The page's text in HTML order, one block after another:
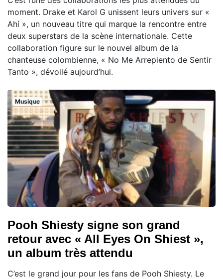
moment. Drake et Karol G unissent leurs univers sur «
Ahí », un nouveau titre qui marque la rencontre entre
deux superstars de la scène internationale. Cette
collaboration figure sur le nouvel album de la
chanteuse colombienne, « No Me Arrepiento de Sentir
Tanto », dévoilé aujourd’hui.
Musique
Pooh Shiesty signe son grand
retour avec « All Eyes On Shiest »,
un album très attendu
C’est le grand jour pour les fans de Pooh Shiesty. Le